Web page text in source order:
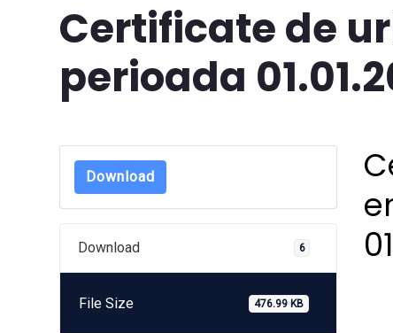
Certificate de
perioada
Download
Download 6
File Size 476.99 KB